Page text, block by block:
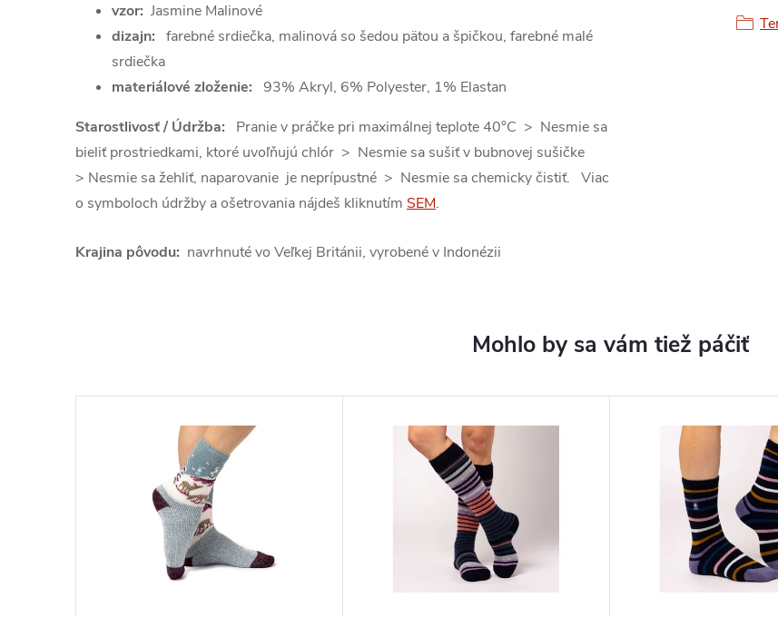
vzor: Jasmine Malinové
dizajn: farebné srdiečka, malinová so šedou pätou a špičkou, farebné malé
srdiečka
materiálové zloženie: 93% Akryl, 6% Polyester, 1% Elastan
Starostlivosť / Údržba: Pranie v práčke pri maximálnej teplote 40°C > Nesmie sa
bieliť prostriedkami, ktoré uvoľňujú chlór > Nesmie sa sušiť v bubnovej sušičke
> Nesmie sa žehliť, naparovanie je neprípustné > Nesmie sa chemicky čistiť. Viac
o symboloch údržby a ošetrovania nájdeš kliknutím SEM.
Krajina pôvodu: navrhnuté vo Veľkej Británii, vyrobené v Indonézii